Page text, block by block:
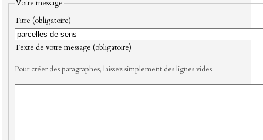
Votre message
Titre (obligatoire)
Texte de votre message (obligatoire)
Pour créer des paragraphes, laissez simplement des lignes vides.